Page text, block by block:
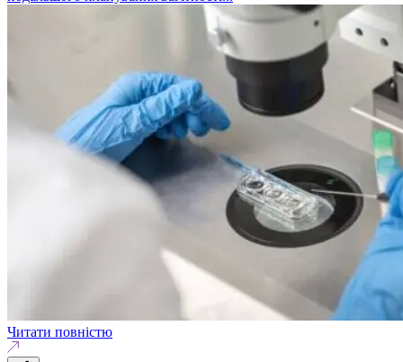
Читати повністю